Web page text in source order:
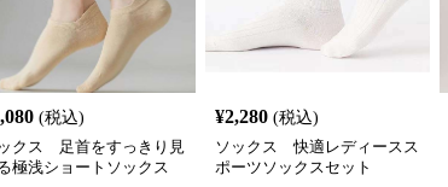
(税込)
クス 足首をすっきり見
極浅ショートソックス
¥2,280 (税込)
ソックス 快適レディースス
ポーツソックスセット